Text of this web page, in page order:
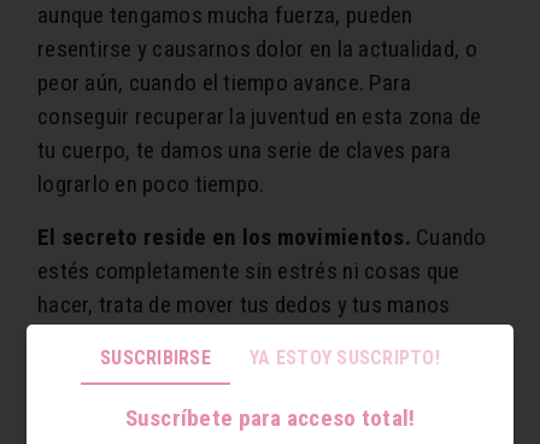
aunque tengamos mucha fuerza, pueden
resentirse y causarnos dolor en la actualidad, o
peor aún, cuando el tiempo avance. Para
conseguir recuperar la juventud en esta zona de
tu cuerpo, te damos una serie de claves para
lograrlo en poco tiempo.
El secreto reside en los movimientos. Cuando
estés completamente sin estrés ni cosas que
hacer, trata de mover tus dedos y tus manos
profundidad. Se trata de que repitas este ejercicio
varias veces hasta que te quedes completamente
SUSCRIBIRSE YA ESTOY SUSCRIPTO!
Suscríbete para acceso total!